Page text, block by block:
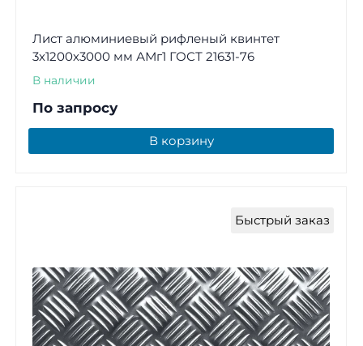
Лист алюминиевый рифленый квинтет
3х1200х3000 мм АМг1 ГОСТ 21631-76
В наличии
По запросу
В корзину
Быстрый заказ